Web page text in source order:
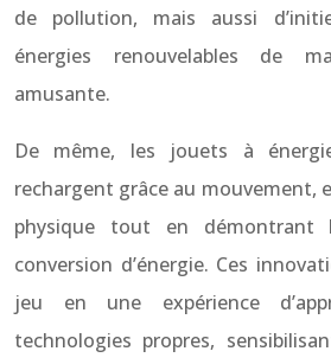
de pollution, mais aussi
énergies renouvelables de
amusante.
De même, les jouets à
rechargent grâce au mouvement,
physique tout en démontrant
conversion d’énergie. Ces
jeu en une expérience
technologies propres,